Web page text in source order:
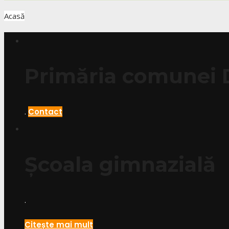
Acasă
. Contact
.
Citește mai mult